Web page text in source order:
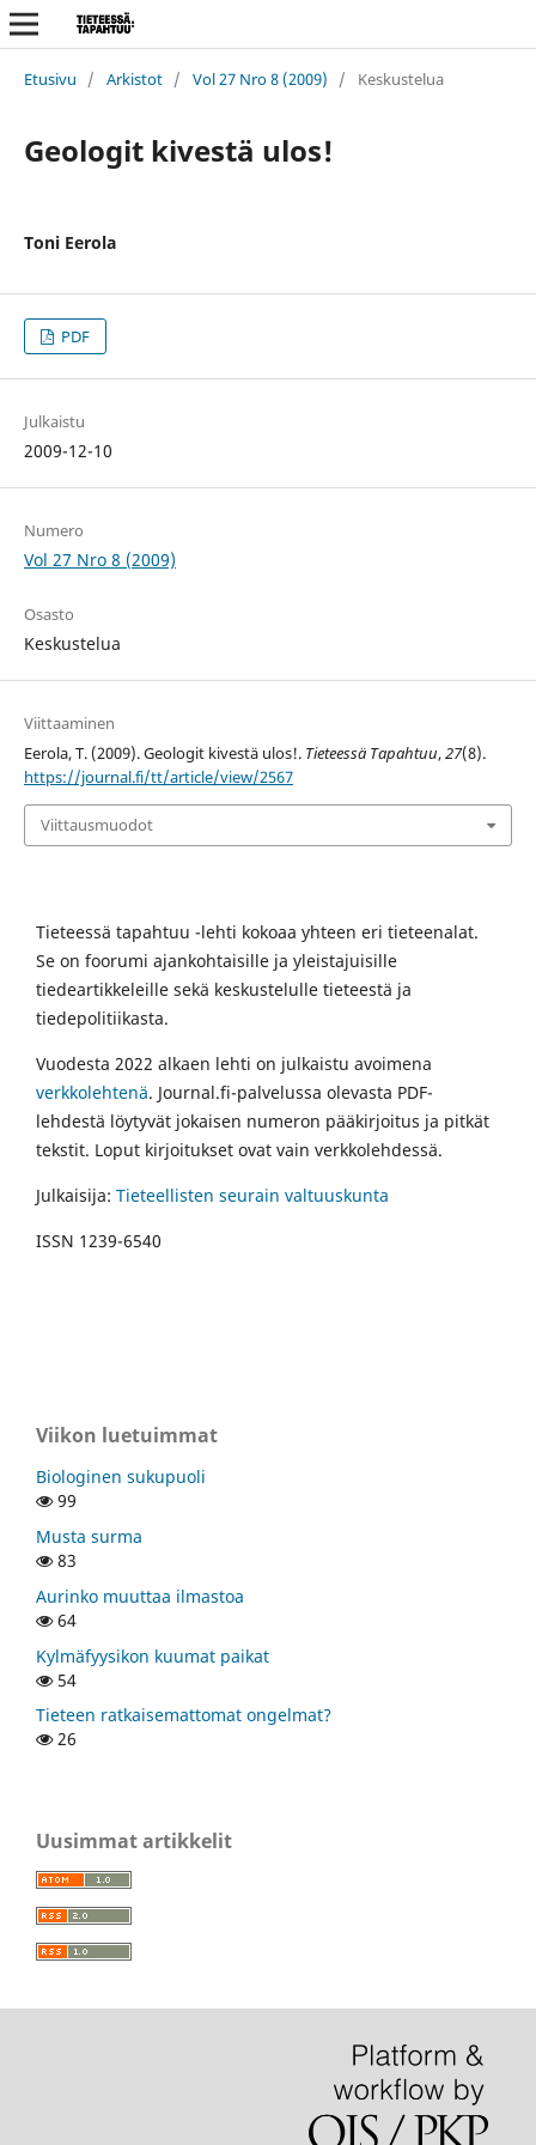
Etusivu / Arkistot / Vol 27 Nro 8 (2009) / Keskustelua
Geologit kivestä ulos!
Toni Eerola
PDF
Julkaistu
2009-12-10
Numero
Vol 27 Nro 8 (2009)
Osasto
Keskustelua
Viittaaminen
Eerola, T. (2009). Geologit kivestä ulos!. Tieteessä Tapahtuu,27(8).
https://journal.fi/tt/article/view/2567
Viittausmuodot
Tieteessä tapahtuu -lehti kokoaa yhteen eri tieteenalat.
Se on foorumi ajankohtaisille ja yleistajuisille
tiedeartikkeleille sekä keskustelulle tieteestä ja
tiedepolitiikasta.
Vuodesta 2022 alkaen lehti on julkaistu avoimena
verkkolehtenä. Journal.fi-palvelussa olevasta PDF-
lehdestä löytyvät jokaisen numeron pääkirjoitus ja pitkät
tekstit. Loput kirjoitukset ovat vain verkkolehdessä.
Julkaisija: Tieteellisten seurain valtuuskunta
ISSN 1239-6540
Viikon luetuimmat
Biologinen sukupuoli
99
Musta surma
83
Aurinko muuttaa ilmastoa
64
Kylmäfyysikon kuumat paikat
54
Tieteen ratkaisemattomat ongelmat?
26
Uusimmat artikkelit